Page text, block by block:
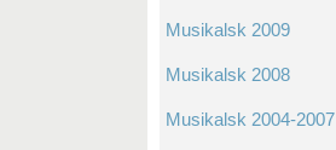
Musikalsk 2009
Musikalsk 2008
Musikalsk 2004-2007